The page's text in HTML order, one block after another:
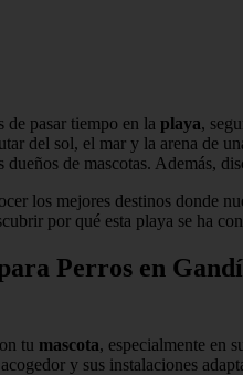
de pasar tiempo en la playa,
del sol, el mar y la arena de
de mascotas. Además,
los mejores destinos donde
por qué esta playa se ha
Perros en
tu mascota, especialmente en
y sus instalaciones